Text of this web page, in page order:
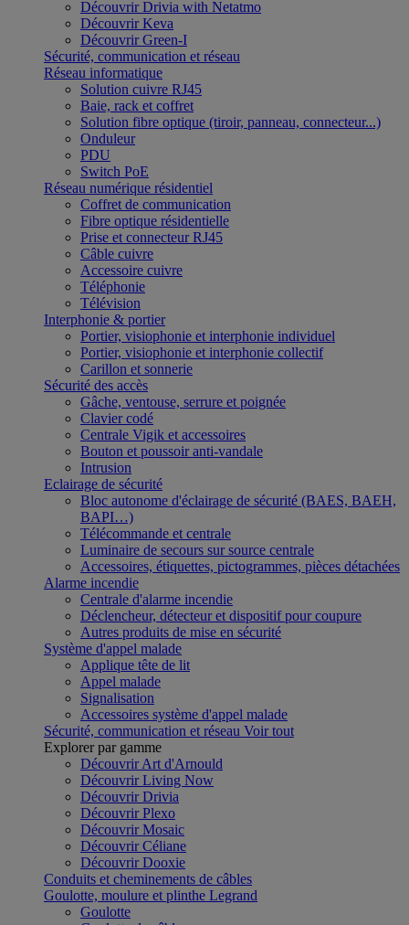
Découvrir Drivia with Netatmo
Découvrir Keva
Découvrir Green-I
Sécurité, communication et réseau
Réseau informatique
Solution cuivre RJ45
Baie, rack et coffret
Solution fibre optique (tiroir, panneau, connecteur...)
Onduleur
PDU
Switch PoE
Réseau numérique résidentiel
Coffret de communication
Fibre optique résidentielle
Prise et connecteur RJ45
Câble cuivre
Accessoire cuivre
Téléphonie
Télévision
Interphonie & portier
Portier, visiophonie et interphonie individuel
Portier, visiophonie et interphonie collectif
Carillon et sonnerie
Sécurité des accès
Gâche, ventouse, serrure et poignée
Clavier codé
Centrale Vigik et accessoires
Bouton et poussoir anti-vandale
Intrusion
Eclairage de sécurité
Bloc autonome d'éclairage de sécurité (BAES, BAEH,
BAPI…)
Télécommande et centrale
Luminaire de secours sur source centrale
Accessoires, étiquettes, pictogrammes, pièces détachées
Alarme incendie
Centrale d'alarme incendie
Déclencheur, détecteur et dispositif pour coupure
Autres produits de mise en sécurité
Système d'appel malade
Applique tête de lit
Appel malade
Signalisation
Accessoires système d'appel malade
Sécurité, communication et réseau Voir tout
Explorer par gamme
Découvrir Art d'Arnould
Découvrir Living Now
Découvrir Drivia
Découvrir Plexo
Découvrir Mosaic
Découvrir Céliane
Découvrir Dooxie
Conduits et cheminements de câbles
Goulotte, moulure et plinthe Legrand
Goulotte